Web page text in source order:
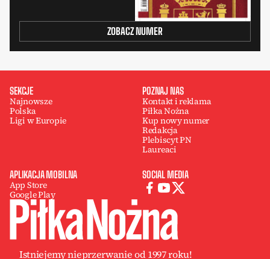
ZOBACZ NUMER
SEKCJE
Najnowsze
Polska
Ligi w Europie
POZNAJ NAS
Kontakt i reklama
Piłka Nożna
Kup nowy numer
Redakcja
Plebiscyt PN
Laureaci
APLIKACJA MOBILNA
App Store
Google Play
SOCIAL MEDIA
Istniejemy nieprzerwanie od 1997 roku!